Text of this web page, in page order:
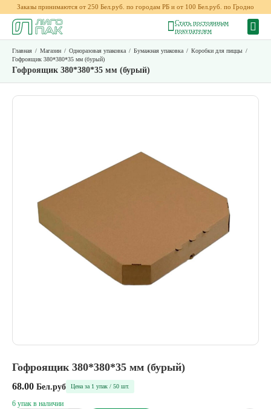
Заказы принимаются от 250 Бел.руб. по городам РБ и от 100 Бел.руб. по Гродно
Стать постоянным
покупателем
Главная / Магазин / Одноразовая упаковка / Бумажная упаковка / Коробки для пиццы /
Гофроящик 380*380*35 мм (бурый)
Гофроящик 380*380*35 мм (бурый)
Гофроящик 380*380*35 мм (бурый)
68.00 Бел.руб Цена за 1 упак / 50 шт.
6 упак в наличии